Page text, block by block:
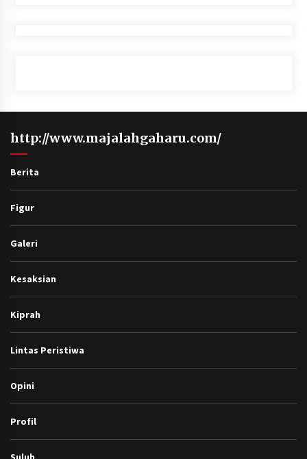
http://www.majalahgaharu.com/
Berita
Figur
Galeri
Kesaksian
Kiprah
Lintas Peristiwa
Opini
Profil